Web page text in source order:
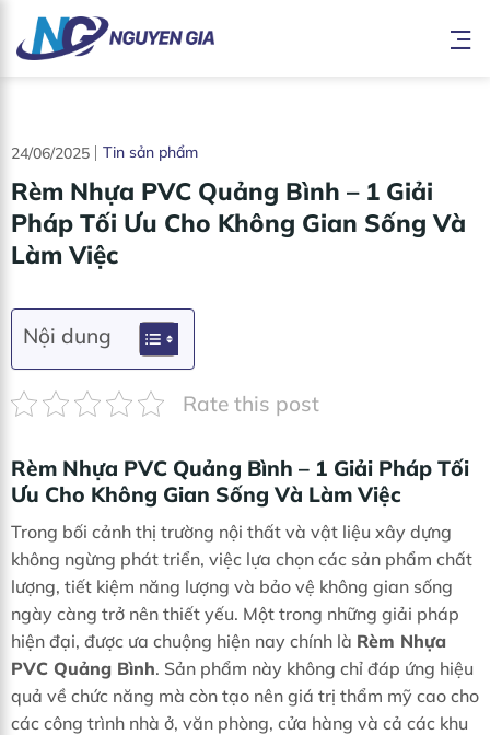
qua
24/06/2025 Tin sản phẩm
Rèm Nhựa PVC Quảng Bình – 1 Giải
Pháp Tối Ưu Cho Không Gian Sống Và
Làm Việc
Nội dung
Rate this post
Rèm Nhựa PVC Quảng Bình – 1 Giải Pháp Tối
Ưu Cho Không Gian Sống Và Làm Việc
Trong bối cảnh thị trường nội thất và vật liệu xây dựng
không ngừng phát triển, việc lựa chọn các sản phẩm chất
lượng, tiết kiệm năng lượng và bảo vệ không gian sống
ngày càng trở nên thiết yếu. Một trong những giải pháp
hiện đại, được ưa chuộng hiện nay chính là Rèm Nhựa
PVC Quảng Bình. Sản phẩm này không chỉ đáp ứng hiệu
quả về chức năng mà còn tạo nên giá trị thẩm mỹ cao cho
các công trình nhà ở, văn phòng, cửa hàng và cả các khu